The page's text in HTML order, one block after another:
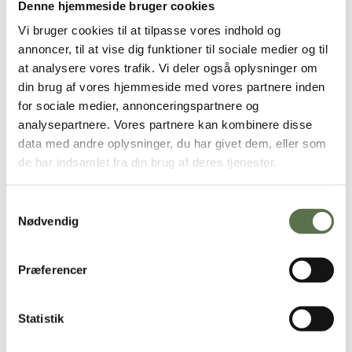
Denne hjemmeside bruger cookies
Vi bruger cookies til at tilpasse vores indhold og
annoncer, til at vise dig funktioner til sociale medier og til
at analysere vores trafik. Vi deler også oplysninger om
din brug af vores hjemmeside med vores partnere inden
for sociale medier, annonceringspartnere og
analysepartnere. Vores partnere kan kombinere disse
data med andre oplysninger, du har givet dem, eller som
de har indsamlet fra din brug af deres tjenester.
Nødvendig
Præferencer
Statistik
225 g brun farin
1½ dl olie
3 æg
1 tsk. vaniljesukker
200 g Valsemøllen hvedemel
2 tsk bagepulver
½ tsk natron
½ tsk salt
1½ tsk kanel
40 g. hakkede hasselnødder
2-3 fintrevne gulerødder
200 g flødeost
Brugt i opskriften